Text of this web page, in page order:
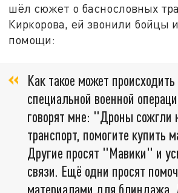
шёл сюжет о баснословных
Киркорова, ей звонили бойцы
помощи:
Как такое может
специальной военной
говорят мне: "Дроны сожгли
транспорт, помогите купить
Другие просят "Мавики" и
связи. Ещё одни просят
материалами для блиндажа.